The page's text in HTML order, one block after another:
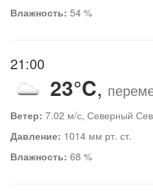
Влажность: 54 %
21:00
23°C,
Ветер: 7.02 м/с, Северный
Давление: 1014 мм рт. ст.
Влажность: 68 %